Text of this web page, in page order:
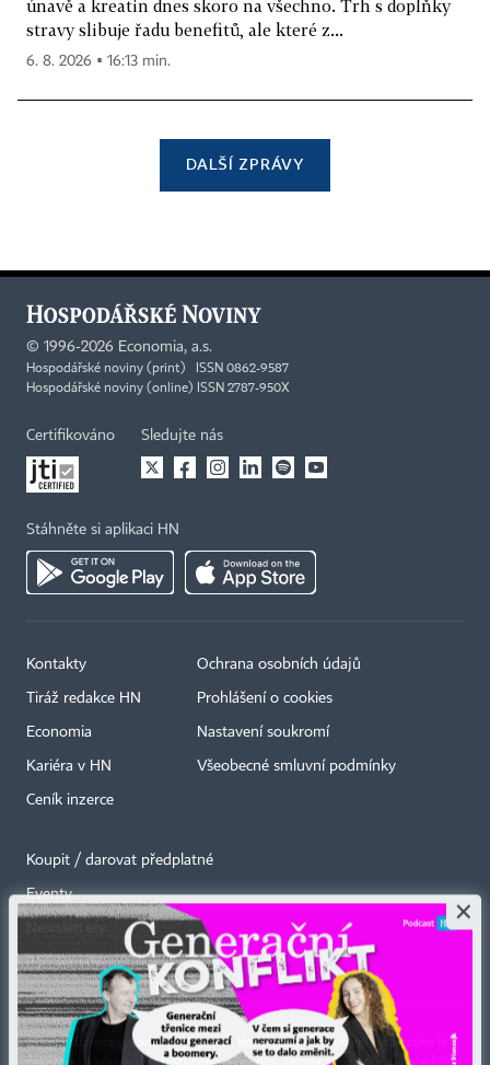
únavě a kreatin dnes skoro na všechno. Trh s doplňky
stravy slibuje řadu benefitů, ale které z...
6. 8. 2026 ▪ 16:13 min.
DALŠÍ ZPRÁVY
© 1996-2026 Economia, a.s.
Hospodářské noviny (print) ISSN 0862-9587
Hospodářské noviny (online) ISSN 2787-950X
Certifikováno Sledujte nás
Stáhněte si aplikaci HN
Kontakty
Tiráž redakce HN
Economia
Kariéra v HN
Ceník inzerce
Ochrana osobních údajů
Prohlášení o cookies
Nastavení soukromí
Všeobecné smluvní podmínky
Koupit / darovat předplatné
Eventy
Newslettery
RSS kanály
Autorská práva vykonává vydavatel. Bez písemného svolení vydavatele je
×